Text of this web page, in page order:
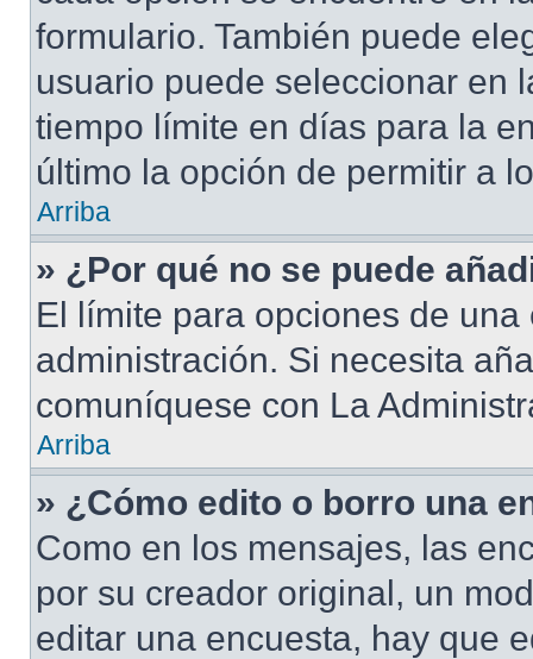
formulario. También puede
usuario puede seleccionar en
tiempo límite en días para la
último la opción de permitir a
Arriba
» ¿Por qué no se puede
El límite para opciones de
administración. Si necesita
comuníquese con La
Arriba
» ¿Cómo edito o borro una
Como en los mensajes, las
por su creador original, un
editar una encuesta, hay que